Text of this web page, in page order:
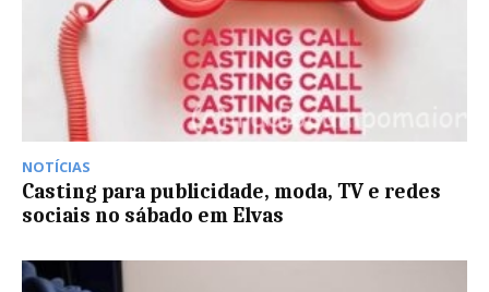
NOTÍCIAS
Casting para publicidade, moda, TV e redes
sociais no sábado em Elvas